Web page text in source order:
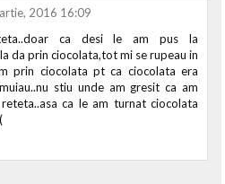
2016 16:09
ca desi le am pus la
da prin ciocolata,tot mi se rupeau in
prin ciocolata pt ca ciocolata era
stiu unde am gresit ca am
ca le am turnat ciocolata